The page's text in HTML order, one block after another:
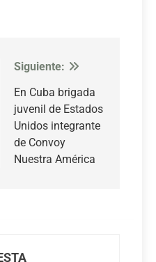
Siguiente:
En Cuba brigada
juvenil de Estados
Unidos integrante
de Convoy
Nuestra América